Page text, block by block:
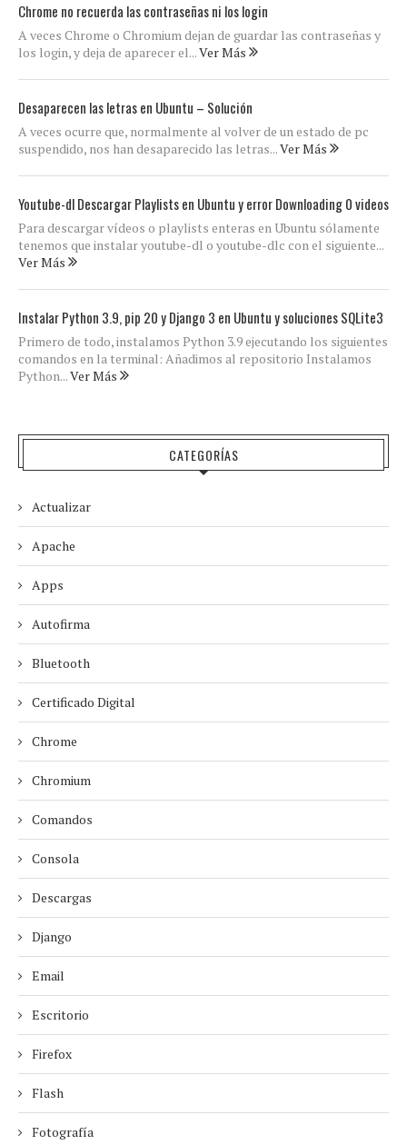
Chrome no recuerda las contraseñas ni los login
A veces Chrome o Chromium dejan de guardar las contraseñas y
los login, y deja de aparecer el...Ver Más
Desaparecen las letras en Ubuntu – Solución
A veces ocurre que, normalmente al volver de un estado de pc
suspendido, nos han desaparecido las letras...Ver Más
Youtube-dl Descargar Playlists en Ubuntu y error Downloading 0 videos
Para descargar vídeos o playlists enteras en Ubuntu sólamente
tenemos que instalar youtube-dl o youtube-dlc con el siguiente...
Ver Más
Instalar Python 3.9, pip 20 y Django 3 en Ubuntu y soluciones SQLite3
Primero de todo, instalamos Python 3.9 ejecutando los siguientes
comandos en la terminal: Añadimos al repositorio Instalamos
Python...Ver Más
CATEGORÍAS
Actualizar
Apache
Apps
Autofirma
Bluetooth
Certificado Digital
Chrome
Chromium
Comandos
Consola
Descargas
Django
Email
Escritorio
Firefox
Flash
Fotografía